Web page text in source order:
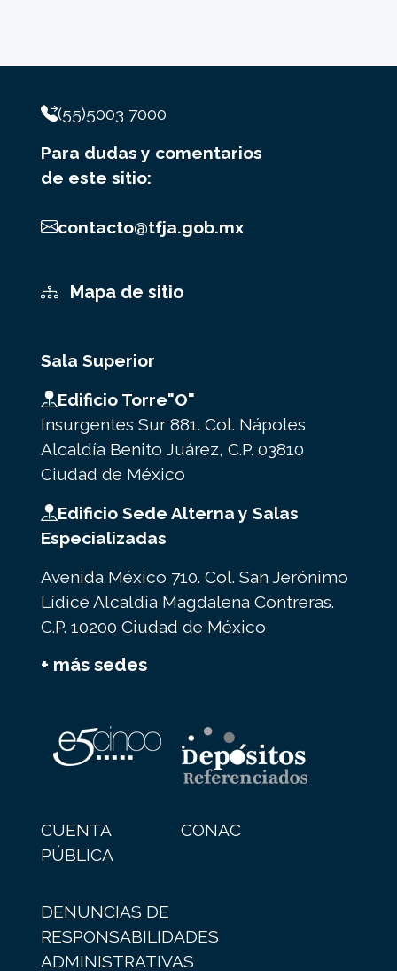
(55)5003 7000
Para dudas y comentarios
de este sitio:
contacto@tfja.gob.mx
Mapa de sitio
Sala Superior
Edificio Torre"O"
Insurgentes Sur 881. Col. Nápoles
Alcaldía Benito Juárez, C.P. 03810
Ciudad de México
Edificio Sede Alterna y Salas
Especializadas
Avenida México 710. Col. San Jerónimo
Lídice Alcaldía Magdalena Contreras.
C.P. 10200 Ciudad de México
+ más sedes
CUENTA
PÚBLICA
CONAC
DENUNCIAS DE
RESPONSABILIDADES
ADMINISTRATIVAS